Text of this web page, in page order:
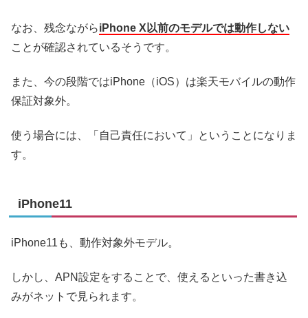
なお、残念ながらiPhone X以前のモデルでは動作しない
ことが確認されているそうです。
また、今の段階ではiPhone（iOS）は楽天モバイルの動作
保証対象外。
使う場合には、「自己責任において」ということになりま
す。
iPhone11
iPhone11も、動作対象外モデル。
しかし、APN設定をすることで、使えるといった書き込
みがネットで見られます。